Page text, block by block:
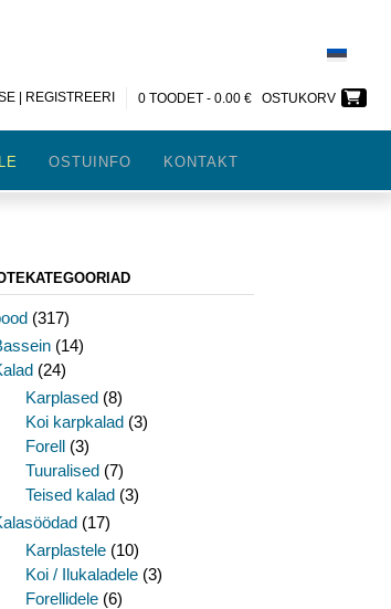
| REGISTREERI 0 TOODET - 0.00 € OSTUKORV
OSTUINFO KONTAKT
(317)
(14)
(24)
Karplased (8)
Koi karpkalad (3)
Forell (3)
Tuuralised (7)
Teised kalad (3)
(17)
Karplastele (10)
Koi / Ilukaladele (3)
Forellidele (6)